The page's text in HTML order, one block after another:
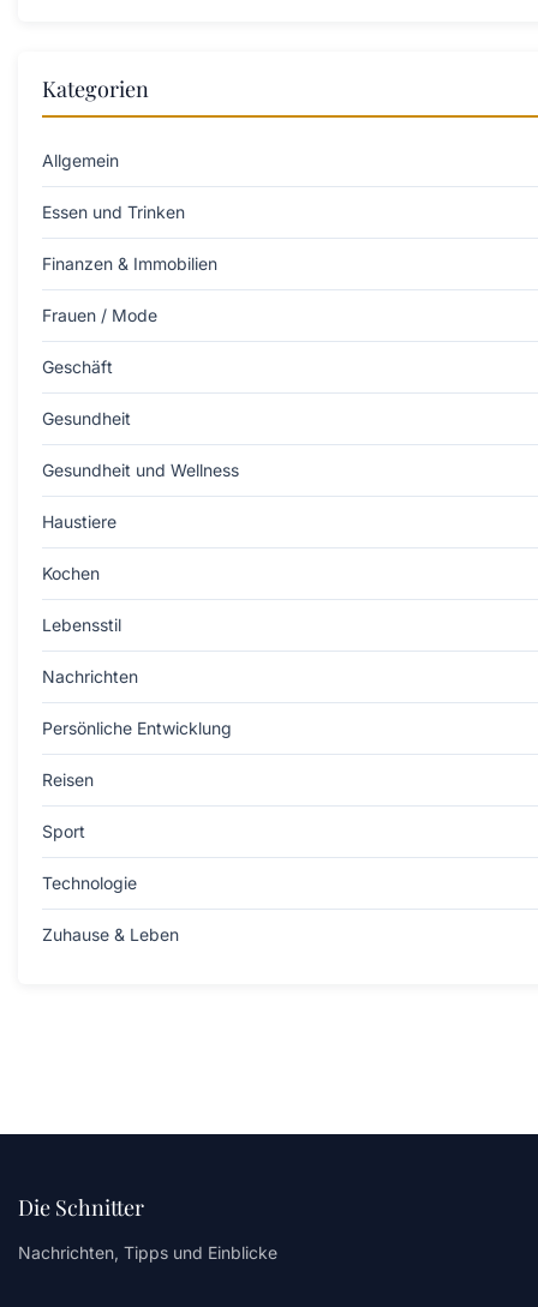
Kategorien
Allgemein
Essen und Trinken
Finanzen & Immobilien
Frauen / Mode
Geschäft
Gesundheit
Gesundheit und Wellness
Haustiere
Kochen
Lebensstil
Nachrichten
Persönliche Entwicklung
Reisen
Sport
Technologie
Zuhause & Leben
Die Schnitter
Nachrichten, Tipps und Einblicke